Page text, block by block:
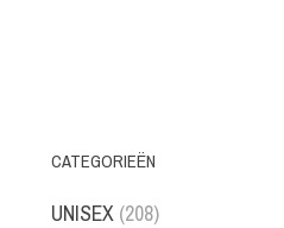
CATEGORIEËN
UNISEX (208)